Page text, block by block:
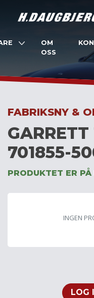
OM
OSS
FABRIKSNY &
701855-
PRODUKTET ER PÅ
INGEN
LOG